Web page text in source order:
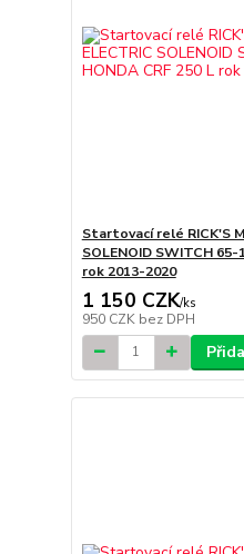
Startovací relé RICK'S
SOLENOID SWITCH
rok 2013-2020
1 150 CZK/ks
950 CZK bez DPH